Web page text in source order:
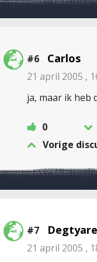
#6 Carlos
21 april 2005 ,
ja, maar ik heb
0
Vorige
#7
21 april 2005 ,